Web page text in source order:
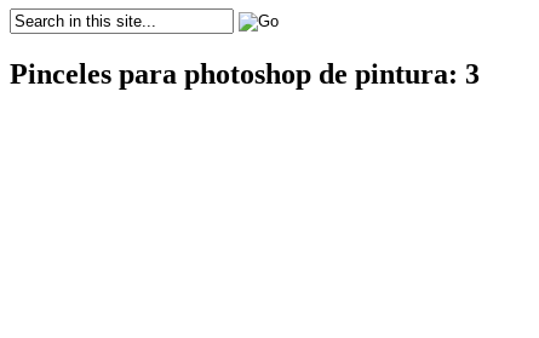
Pinceles para photoshop de pintura: 3